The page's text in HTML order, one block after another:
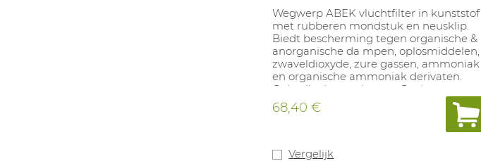
Wegwerp ABEK vluchtfilter in kunststof
met rubberen mondstuk en neusklip.
Biedt bescherming tegen organische &
anorganische da mpen, oplosmiddelen,
zwaveldioxyde, zure gassen, ammoniak
en organische ammoniak derivaten.
Gebruiksduur: minstens 5 minuten.
Verpakt in kunststof doosje met riem- of
kledingclip. Niet te gebruiken bij kans
op zuurstoftekort. Houdbaarheid: 4 jaar
bij 90% luchtvochtigheid).
68,40 €
Vergelijk